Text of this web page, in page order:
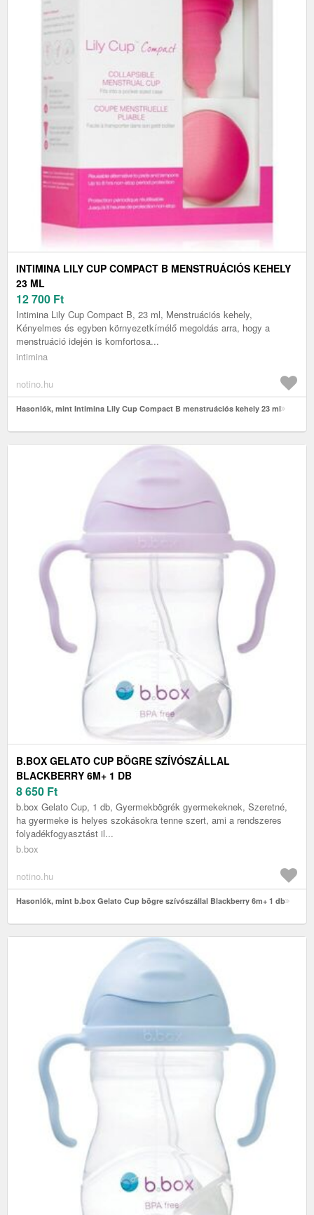
INTIMINA LILY CUP COMPACT B MENSTRUÁCIÓS KEHELY
23 ML
12 700 Ft
Intimina Lily Cup Compact B, 23 ml, Menstruációs kehely,
Kényelmes és egyben környezetkímélő megoldás arra, hogy a
menstruáció idején is komfortosa...
intimina
notino.hu
Hasonlók, mint Intimina Lily Cup Compact B menstruációs kehely 23 ml
B.BOX GELATO CUP BÖGRE SZÍVÓSZÁLLAL
BLACKBERRY 6M+ 1 DB
8 650 Ft
b.box Gelato Cup, 1 db, Gyermekbögrék gyermekeknek, Szeretné,
ha gyermeke is helyes szokásokra tenne szert, ami a rendszeres
folyadékfogyasztást il...
b.box
notino.hu
Hasonlók, mint b.box Gelato Cup bögre szívószállal Blackberry 6m+ 1 db